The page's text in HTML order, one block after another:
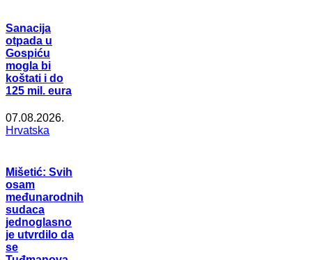
Sanacija
otpada u
Gospiću
mogla bi
koštati i do
125 mil. eura
07.08.2026.
Hrvatska
Mišetić: Svih
osam
međunarodnih
sudaca
jednoglasno
je utvrdilo da
se